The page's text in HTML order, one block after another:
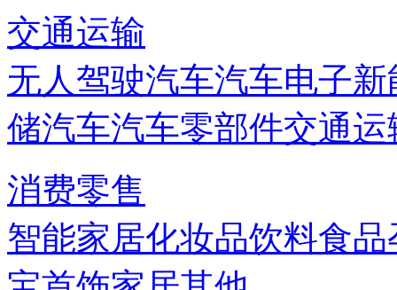
交通运输
无人驾驶汽车汽车电子新
储汽车汽车零部件交通
消费零售
智能家居化妆品饮料食品